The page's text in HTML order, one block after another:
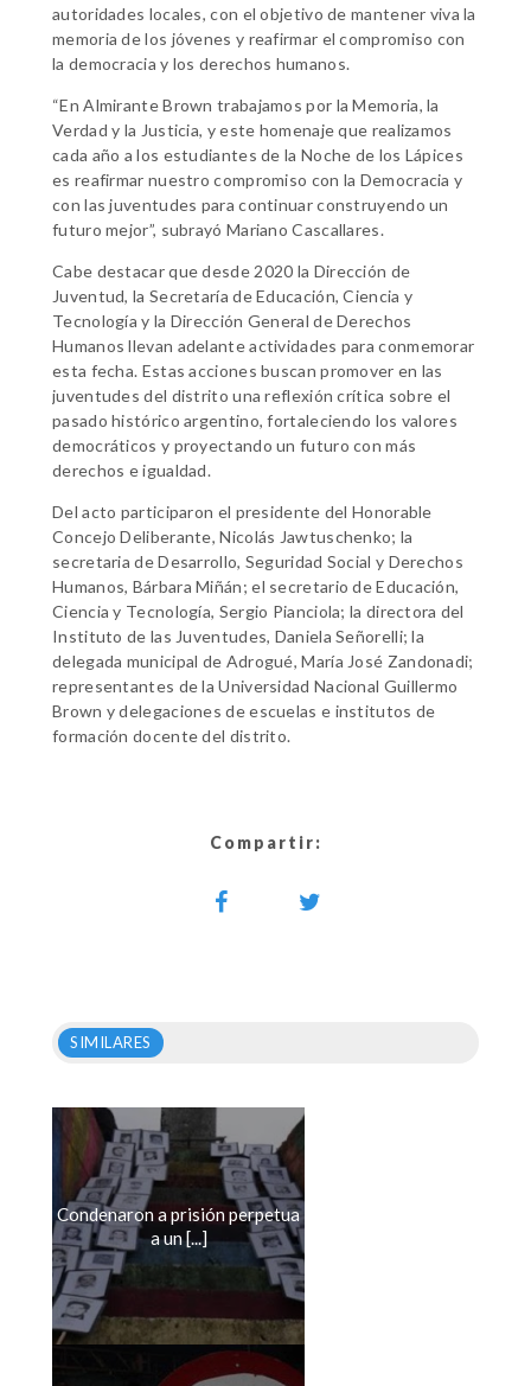
autoridades locales, con el objetivo de mantener viva la
memoria de los jóvenes y reafirmar el compromiso con
la democracia y los derechos humanos.
“En Almirante Brown trabajamos por la Memoria, la
Verdad y la Justicia, y este homenaje que realizamos
cada año a los estudiantes de la Noche de los Lápices
es reafirmar nuestro compromiso con la Democracia y
con las juventudes para continuar construyendo un
futuro mejor”, subrayó Mariano Cascallares.
Cabe destacar que desde 2020 la Dirección de
Juventud, la Secretaría de Educación, Ciencia y
Tecnología y la Dirección General de Derechos
Humanos llevan adelante actividades para conmemorar
esta fecha. Estas acciones buscan promover en las
juventudes del distrito una reflexión crítica sobre el
pasado histórico argentino, fortaleciendo los valores
democráticos y proyectando un futuro con más
derechos e igualdad.
Del acto participaron el presidente del Honorable
Concejo Deliberante, Nicolás Jawtuschenko; la
secretaria de Desarrollo, Seguridad Social y Derechos
Humanos, Bárbara Miñán; el secretario de Educación,
Ciencia y Tecnología, Sergio Pianciola; la directora del
Instituto de las Juventudes, Daniela Señorelli; la
delegada municipal de Adrogué, María José Zandonadi;
representantes de la Universidad Nacional Guillermo
Brown y delegaciones de escuelas e institutos de
formación docente del distrito.
Compartir:
SIMILARES
Condenaron a prisión perpetua
a un [...]